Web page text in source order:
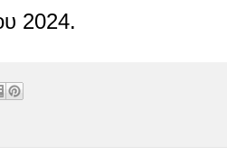
2024.